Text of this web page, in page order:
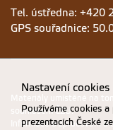
Tel. ústředna: +420
GPS souřadnice:
souhlasem ČZU.
Informace o zpracování
Nastavení cookies
Používáme cookies
prezentacích České